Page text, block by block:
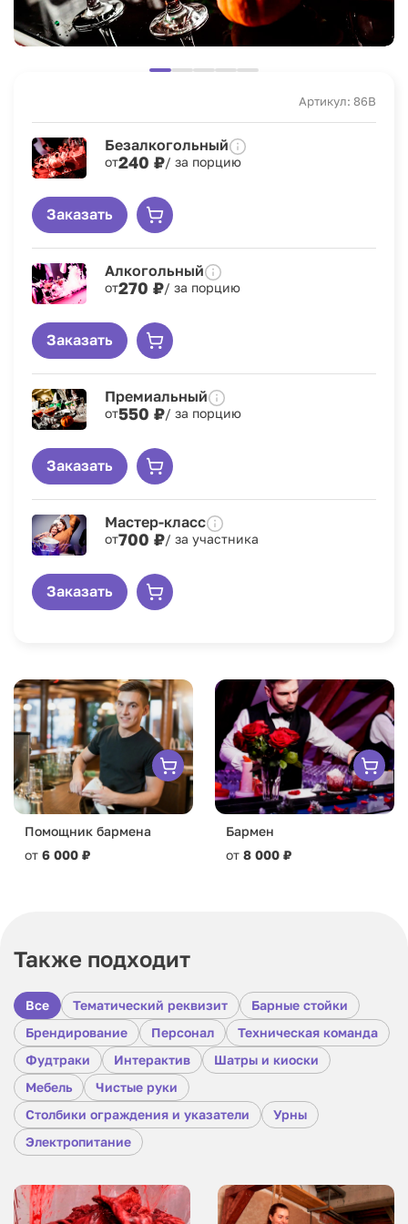
Артикул: 86B
Безалкогольный
от240 ₽/ за порцию
Заказать
Алкогольный
от270 ₽/ за порцию
Заказать
Премиальный
от550 ₽/ за порцию
Заказать
Мастер-класс
от700 ₽/ за участника
Заказать
Помощник бармена
от 6 000 ₽
Бармен
от 8 000 ₽
Также подходит
Все Тематический реквизит
Барные стойки
Брендирование
Персонал
Техническая команда
Фудтраки
Интерактив
Шатры и киоски
Мебель
Чистые руки
Столбики ограждения и указатели
Урны
Электропитание